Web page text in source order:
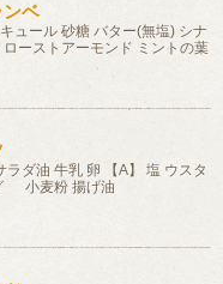
ンベ
ュール 砂糖 バター(無塩) シナ
ーストアーモンド ミントの葉
ダ油 牛乳 卵 【A】 塩 ウスタ
小麦粉 揚げ油